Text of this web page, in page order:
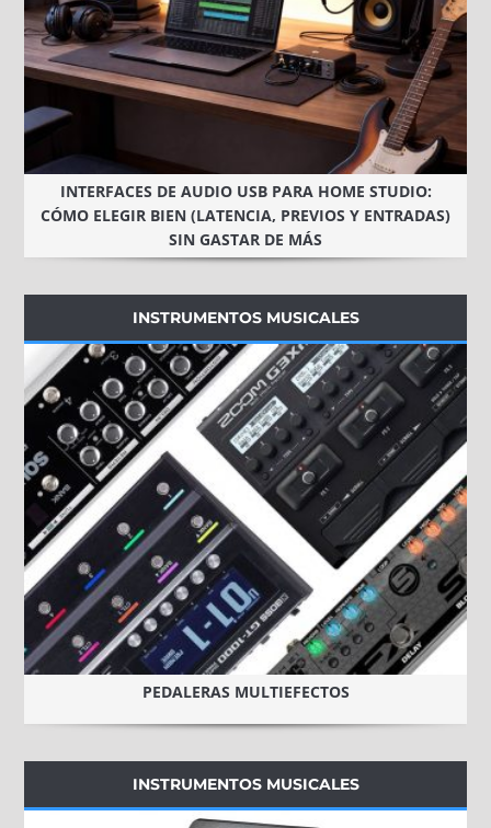
INTERFACES DE AUDIO USB PARA HOME STUDIO:
CÓMO ELEGIR BIEN (LATENCIA, PREVIOS Y ENTRADAS)
SIN GASTAR DE MÁS
INSTRUMENTOS MUSICALES
PEDALERAS MULTIEFECTOS
INSTRUMENTOS MUSICALES